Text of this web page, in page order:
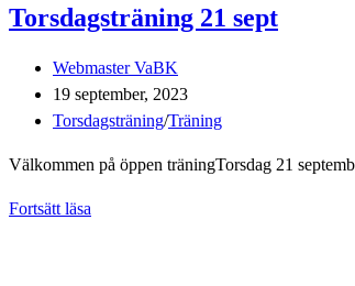
Torsdagsträning 21 sept
Inläggsförfattare:
Webmaster VaBK
Inlägget
publicerat:
19 september, 2023
Inläggskategori:
Torsdagsträning/Träning
Välkommen på öppen träningTorsdag 21
Fortsätt läsa